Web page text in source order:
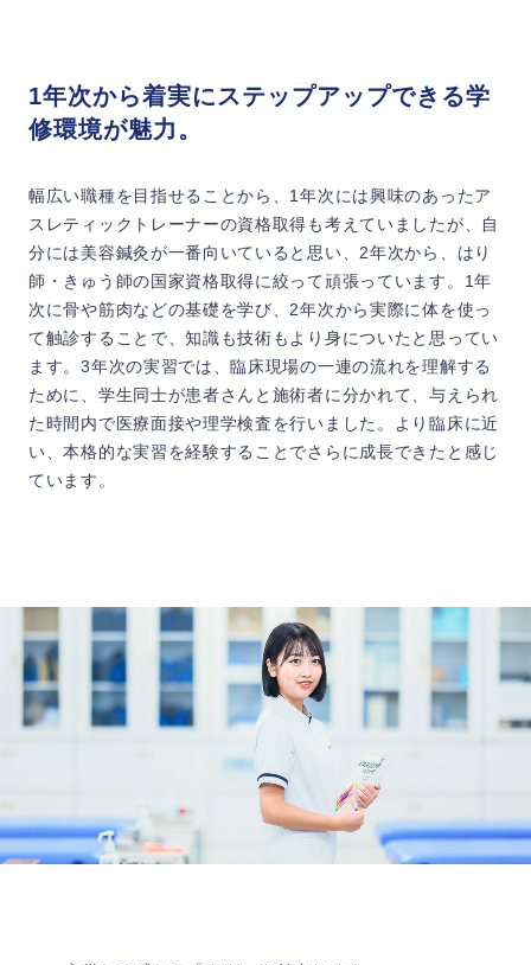
1年次から着実にステップアップできる学
修環境が魅力。
幅広い職種を目指せることから、1年次には興味のあったア
スレティックトレーナーの資格取得も考えていましたが、自
分には美容鍼灸が一番向いていると思い、2年次から、はり
師・きゅう師の国家資格取得に絞って頑張っています。1年
次に骨や筋肉などの基礎を学び、2年次から実際に体を使っ
て触診することで、知識も技術もより身についたと思ってい
ます。3年次の実習では、臨床現場の一連の流れを理解する
ために、学生同士が患者さんと施術者に分かれて、与えられ
た時間内で医療面接や理学検査を行いました。より臨床に近
い、本格的な実習を経験することでさらに成長できたと感じ
ています。